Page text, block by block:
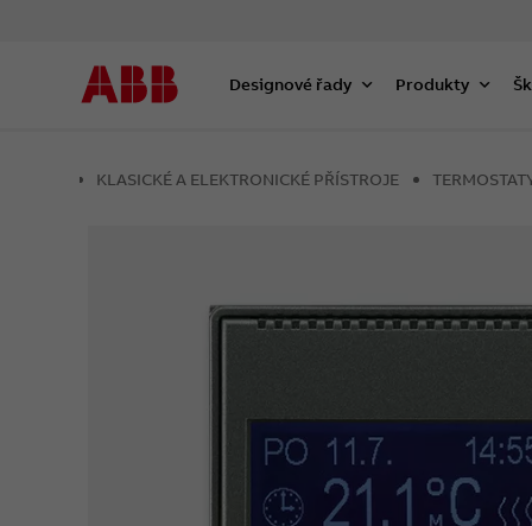
Designové řady Produkty
KLASICKÉ A ELEKTRONICKÉ PŘÍSTROJE